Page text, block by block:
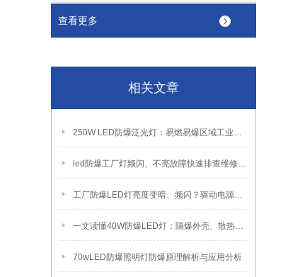
查看更多
相关文章
250W LED防爆泛光灯：易燃易爆区域工业固定照明装置
led防爆工厂灯频闪、不亮故障快速排查维修方法
工厂防爆LED灯亮度变暗、频闪？驱动电源故障检修方法
一文读懂40W防爆LED灯：隔爆外壳、散热、防爆认证原理
70wLED防爆照明灯防爆原理解析与应用分析